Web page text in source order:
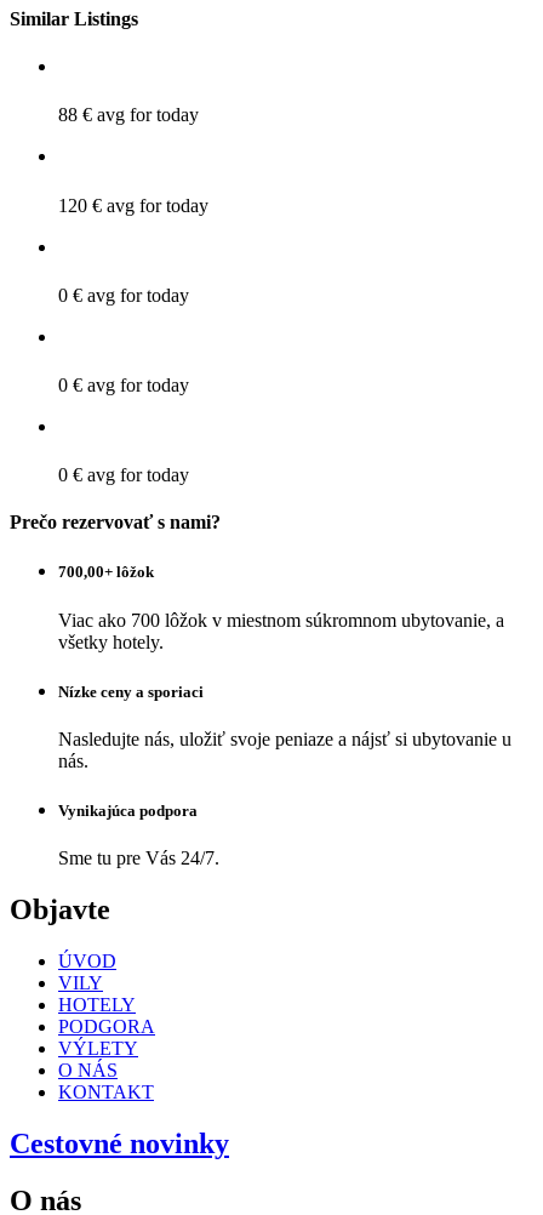
Similar Listings
88 € avg for today
120 € avg for today
0 € avg for today
0 € avg for today
0 € avg for today
Prečo rezervovať s nami?
700,00+ lôžok
Viac ako 700 lôžok v miestnom súkromnom ubytovanie, a
všetky hotely.
Nízke ceny a sporiaci
Nasledujte nás, uložiť svoje peniaze a nájsť si ubytovanie u
nás.
Vynikajúca podpora
Sme tu pre Vás 24/7.
Objavte
ÚVOD
VILY
HOTELY
PODGORA
VÝLETY
O NÁS
KONTAKT
Cestovné novinky
O nás